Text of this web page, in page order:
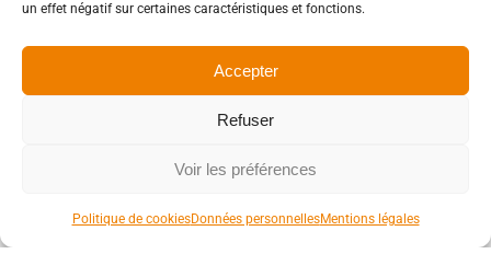
un effet négatif sur certaines caractéristiques et fonctions.
Accepter
Refuser
Voir les préférences
Politique de cookiesDonnées personnellesMentions légales